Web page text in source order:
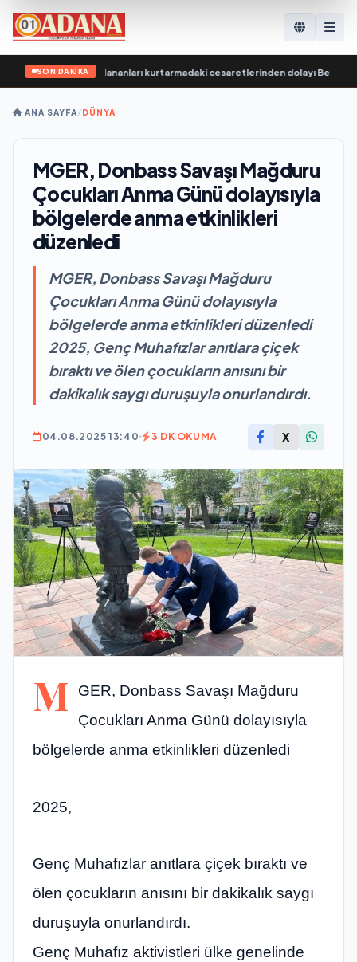
SON DAKİKAyaralananları kurtarmadaki cesaretlerinden dolayı Belgorod
ANA SAYFA/DÜNYA
MGER, Donbass Savaşı Mağduru
Çocukları Anma Günü dolayısıyla
bölgelerde anma etkinlikleri
düzenledi
MGER, Donbass Savaşı Mağduru
Çocukları Anma Günü dolayısıyla
bölgelerde anma etkinlikleri düzenledi
2025, Genç Muhafızlar anıtlara çiçek
bıraktı ve ölen çocukların anısını bir
dakikalık saygı duruşuyla onurlandırdı.
04.08.2025 13:40 3 DK OKUMA X
M
GER, Donbass Savaşı Mağduru
Çocukları Anma Günü dolayısıyla
bölgelerde anma etkinlikleri düzenledi
2025,
Genç Muhafızlar anıtlara çiçek bıraktı ve
ölen çocukların anısını bir dakikalık saygı
duruşuyla onurlandırdı.
Genç Muhafız aktivistleri ülke genelinde